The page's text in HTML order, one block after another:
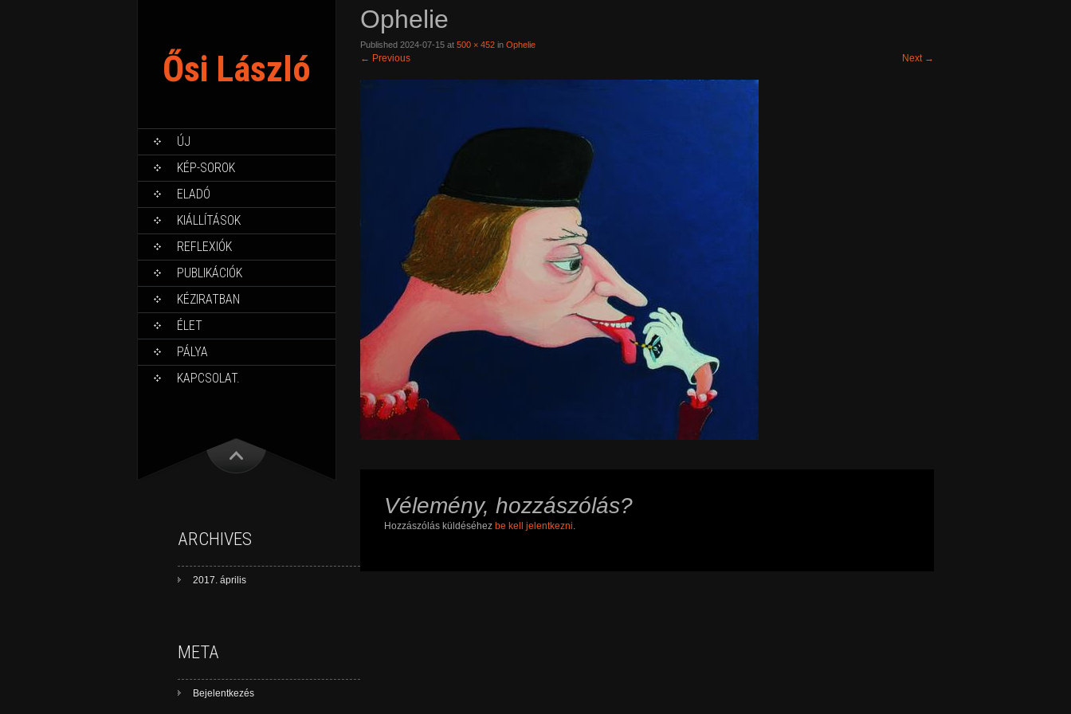
Ősi László
ÚJ
KÉP-SOROK
ELADÓ
KIÁLLÍTÁSOK
REFLEXIÓK
PUBLIKÁCIÓK
KÉZIRATBAN
ÉLET
PÁLYA
KAPCSOLAT.
Ophelie
Published 2024-07-15 at 500 × 452 in Ophelie
← Previous Next →
Vélemény, hozzászólás?
Hozzászólás küldéséhez be kell jelentkezni.
ARCHIVES
2017. április
META
Bejelentkezés